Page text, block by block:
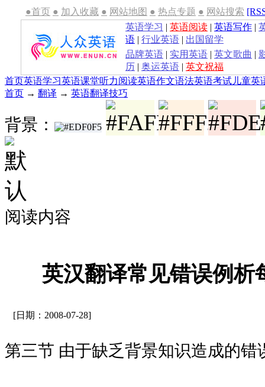
●首页 ● 加入收藏 ● 网站地图 ● 热点专题 ● 网站搜索
英语学习 | 英语阅读 | 英语写作 |
语 | 行业英语 | 出国留学
品牌英语 | 实用英语 | 英文歌曲 |
历 | 奥运英语 | 英文祝福
首页英语学习英语课堂听力阅读英语作文语法英语考试 儿童英
首页 → 翻译 → 英语翻译技巧
背景：
阅读内容
英汉翻译常见错误例析
[日期：2008-07-28]
第三节 由于缺乏背景知识造成的错